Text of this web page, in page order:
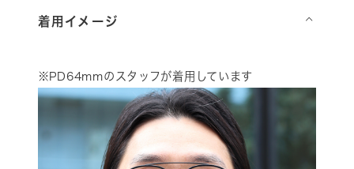
着用イメージ ⌵
※PD64mmのスタッフが着用しています